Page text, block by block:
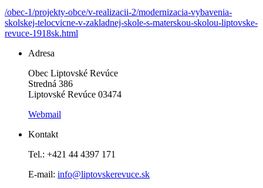
/obec-1/projekty-obce/v-realizacii-2/modernizacia-vybavenia-
skolskej-telocvicne-v-zakladnej-skole-s-materskou-skolou-liptovske-
revuce-1918sk.html
Adresa
Obec Liptovské Revúce
Stredná 386
Liptovské Revúce 03474
Webmail
Kontakt
Tel.: +421 44 4397 171
E-mail: info@liptovskerevuce.sk